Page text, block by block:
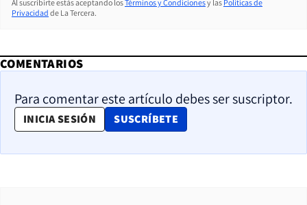
Al suscribirte estás aceptando losTérminos y Condicionesy las Políticas de
Privacidad de La Tercera.
COMENTARIOS
Para comentar este artículo debes ser suscriptor.
INICIA SESIÓN SUSCRÍBETE
OPENS IN NEW WINDOW